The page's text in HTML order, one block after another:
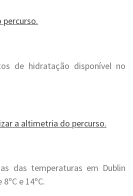
percurso.
de hidratação disponível no
a altimetria do percurso.
das temperaturas em Dublin
e 14ºC.